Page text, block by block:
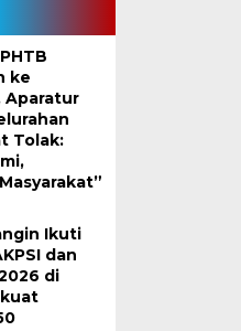
Sadat
Plt
ke
Aparatur
Tolak:
Ikuti
dan
di